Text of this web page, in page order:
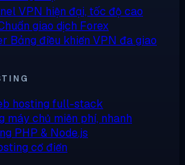
VPN hiện đại, tốc độ cao
giao dịch Forex
Bảng điều khiển VPN đa giao
hosting full-stack
máy chủ miễn phí, nhanh
PHP & Node.js
cổ điển